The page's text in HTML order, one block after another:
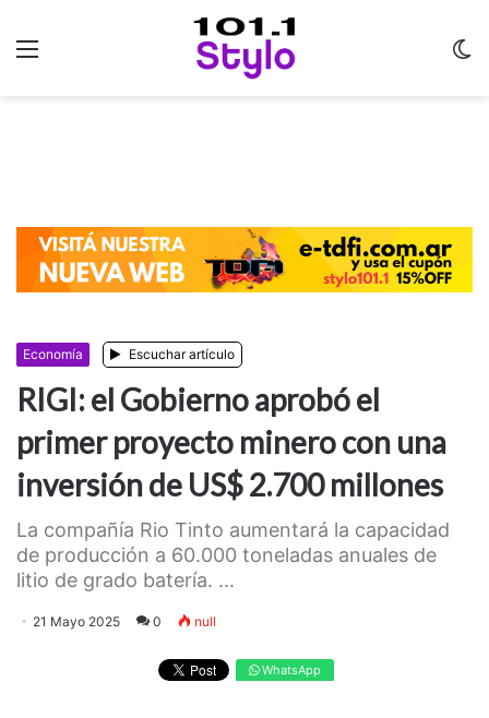
Economía Escuchar artículo
RIGI: el Gobierno aprobó el
primer proyecto minero con una
inversión de US$ 2.700 millones
La compañía Rio Tinto aumentará la capacidad
de producción a 60.000 toneladas anuales de
litio de grado batería. ...
21 Mayo 2025 0 null
WhatsApp